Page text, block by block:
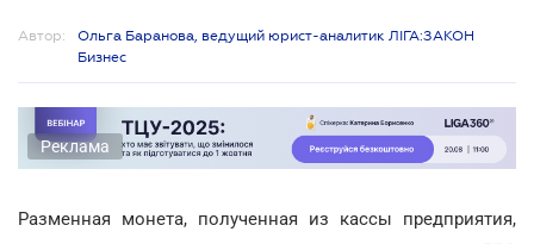
Автор:
Ольга Баранова, ведущий юрист-аналитик ЛІГА:ЗАКОН
Бизнес
Реклама
Разменная монета, полученная из кассы предприятия,